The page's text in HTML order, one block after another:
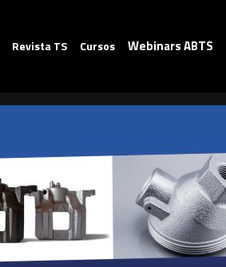
Revista TS Cursos Webinars ABTS